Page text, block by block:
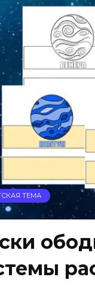
ТЕМА